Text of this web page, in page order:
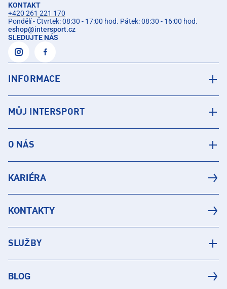
KONTAKT
+420 261 221 170
Pondělí - Čtvrtek: 08:30 - 17:00 hod. Pátek: 08:30 - 16:00 hod.
eshop@intersport.cz
SLEDUJTE NÁS
INFORMACE
MŮJ INTERSPORT
O NÁS
KARIÉRA
KONTAKTY
SLUŽBY
BLOG